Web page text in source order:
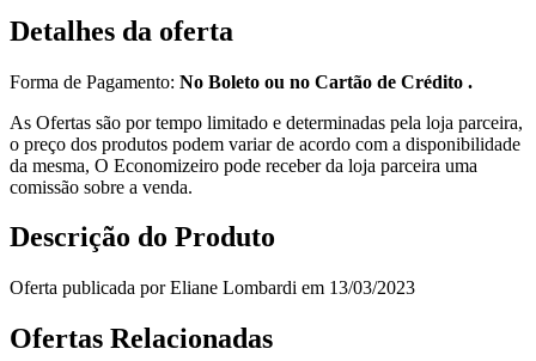
Detalhes da oferta
Forma de Pagamento: No Boleto ou no Cartão de Crédito .
As Ofertas são por tempo limitado e determinadas pela loja parceira,
o preço dos produtos podem variar de acordo com a disponibilidade
da mesma, O Economizeiro pode receber da loja parceira uma
comissão sobre a venda.
Descrição do Produto
Oferta publicada por Eliane Lombardi em 13/03/2023
Ofertas Relacionadas